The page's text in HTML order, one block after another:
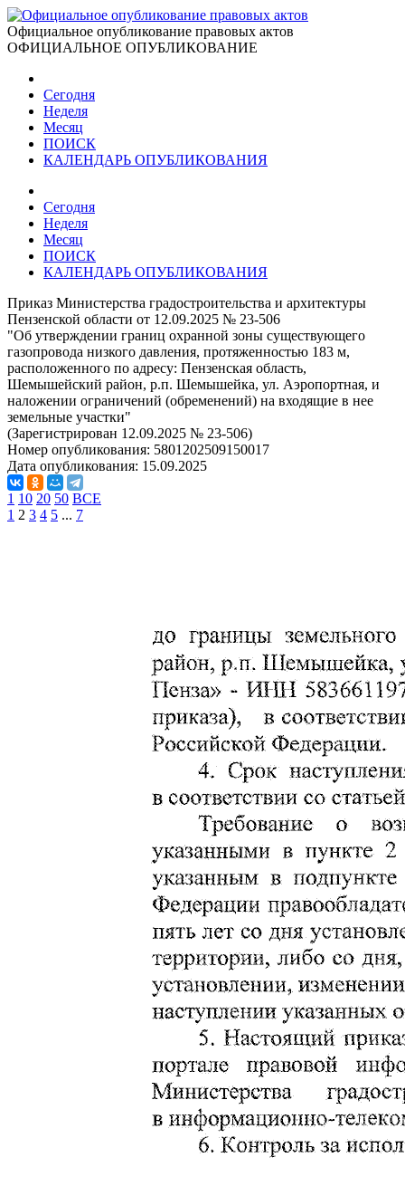
Официальное опубликование правовых актов
ОФИЦИАЛЬНОЕ ОПУБЛИКОВАНИЕ
Сегодня
Неделя
Месяц
ПОИСК
КАЛЕНДАРЬ ОПУБЛИКОВАНИЯ
Сегодня
Неделя
Месяц
ПОИСК
КАЛЕНДАРЬ ОПУБЛИКОВАНИЯ
Приказ Министерства градостроительства и архитектуры
Пензенской области от 12.09.2025 № 23-506
"Об утверждении границ охранной зоны существующего
газопровода низкого давления, протяженностью 183 м,
расположенного по адресу: Пензенская область,
Шемышейский район, р.п. Шемышейка, ул. Аэропортная, и
наложении ограничений (обременений) на входящие в нее
земельные участки"
(Зарегистрирован 12.09.2025 № 23-506)
Номер опубликования: 5801202509150017
Дата опубликования: 15.09.2025
1 10 20 50 ВСЕ
1 2 3 4 5 ... 7